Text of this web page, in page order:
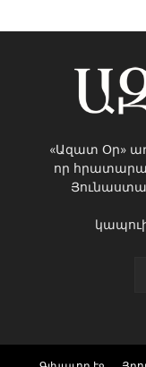
«Ազատ Օր»
որ